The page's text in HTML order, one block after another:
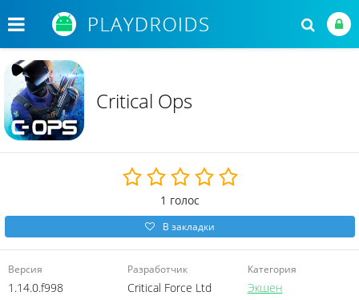
Critical Ops
1 голос
В закладки
Версия
1.14.0.f998
Разработчик
Critical Force Ltd
Категория
Экшен